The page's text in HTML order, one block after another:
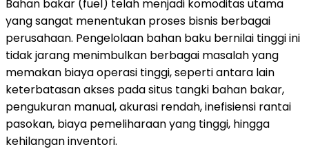
Bahan bakar (fuel) telah menjadi komoditas utama
yang sangat menentukan proses bisnis berbagai
perusahaan. Pengelolaan bahan baku bernilai tinggi ini
tidak jarang menimbulkan berbagai masalah yang
memakan biaya operasi tinggi, seperti antara lain
keterbatasan akses pada situs tangki bahan bakar,
pengukuran manual, akurasi rendah, inefisiensi rantai
pasokan, biaya pemeliharaan yang tinggi, hingga
kehilangan inventori.